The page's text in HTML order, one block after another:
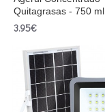
Quitagrasas - 750 ml
3.95€